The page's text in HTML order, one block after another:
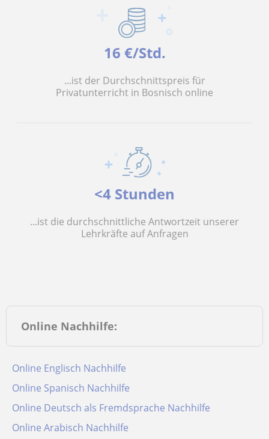
16 €/Std.
...ist der Durchschnittspreis für
Privatunterricht in Bosnisch online
<4 Stunden
...ist die durchschnittliche Antwortzeit unserer
Lehrkräfte auf Anfragen
Online Nachhilfe:
Online Englisch Nachhilfe
Online Spanisch Nachhilfe
Online Deutsch als Fremdsprache Nachhilfe
Online Arabisch Nachhilfe